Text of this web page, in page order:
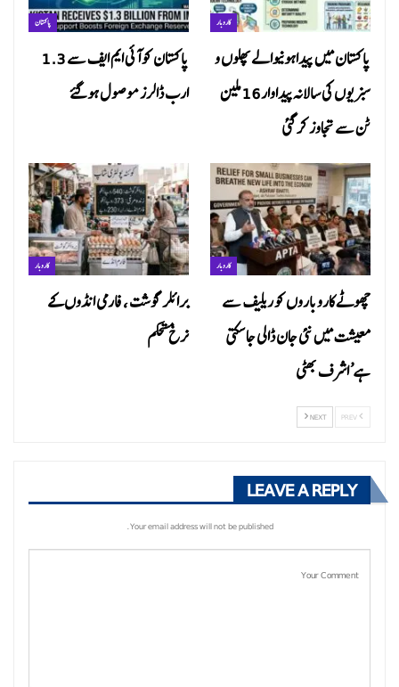
پاکستان
پاکستان کو آئی ایم ایف سے 1.3
ارب ڈالرز موصول ہوگئے
کاروبار
پاکستان میں پیداہونیوالے پھلوں و
سبزیوں کی سالانہ پیداوار 16ملین
ٹن سے تجاوز کر گئی
کاروبار
برائلر گوشت ، فارمی انڈوں کے
نرخ مستحکم
کاروبار
چھوٹے کاروباروں کو ریلیف سے
معیشت میں نئی جان ڈالی جا سکتی
ہے’ اشرف بھٹی
NEXT
LEAVE A REPLY
Your email address will not be published.